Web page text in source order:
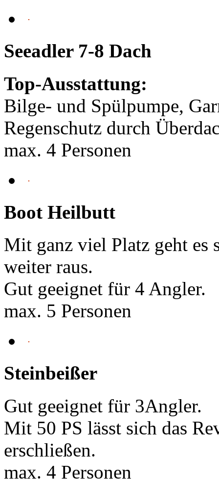
Seeadler 7-8 Dach
Top-Ausstattung:
Bilge- und Spülpumpe,
Regenschutz durch
max. 4 Personen
Boot Heilbutt
Mit ganz viel Platz geht es
weiter raus.
Gut geeignet für 4 Angler.
max. 5 Personen
Steinbeißer
Gut geeignet für 3Angler.
Mit 50 PS lässt sich das
erschließen.
max. 4 Personen